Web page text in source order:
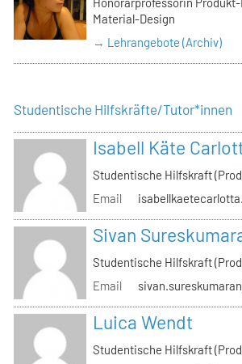
Material-Design
→ Lehrangebote (Archiv)
Studentische Hilfskräfte/Tutor*innen
Isabell Käte
Studentische Hilfskraft
Email
Sivan
Studentische Hilfskraft
Email
Luica Wendt
Studentische Hilfskraft